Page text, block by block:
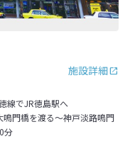
施設詳細
線でJR徳島駅へ
門橋を渡る～神戸淡路鳴門
分